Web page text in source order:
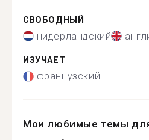
СВОБОДНЫЙ
нидерландский
ИЗУЧАЕТ
французский
Мои любимые темы